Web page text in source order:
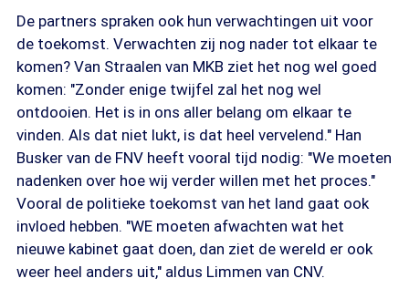
De partners spraken ook hun verwachtingen uit voor
de toekomst. Verwachten zij nog nader tot elkaar te
komen? Van Straalen van MKB ziet het nog wel goed
komen: "Zonder enige twijfel zal het nog wel
ontdooien. Het is in ons aller belang om elkaar te
vinden. Als dat niet lukt, is dat heel vervelend." Han
Busker van de FNV heeft vooral tijd nodig: "We moeten
nadenken over hoe wij verder willen met het proces."
Vooral de politieke toekomst van het land gaat ook
invloed hebben. "WE moeten afwachten wat het
nieuwe kabinet gaat doen, dan ziet de wereld er ook
weer heel anders uit," aldus Limmen van CNV.